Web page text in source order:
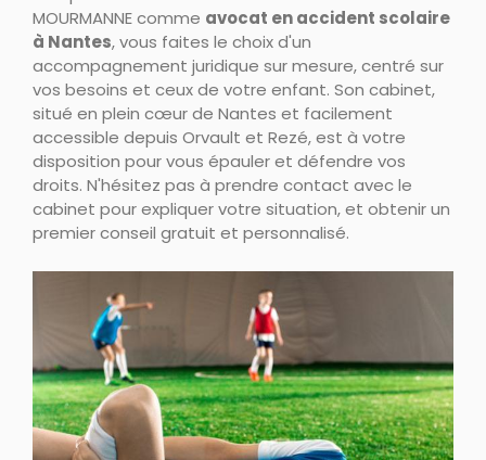
MOURMANNE comme avocat en accident scolaire
à Nantes, vous faites le choix d'un
accompagnement juridique sur mesure, centré sur
vos besoins et ceux de votre enfant. Son cabinet,
situé en plein cœur de Nantes et facilement
accessible depuis Orvault et Rezé, est à votre
disposition pour vous épauler et défendre vos
droits. N'hésitez pas à prendre contact avec le
cabinet pour expliquer votre situation, et obtenir un
premier conseil gratuit et personnalisé.